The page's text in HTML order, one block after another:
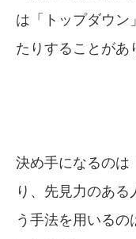
は「トップダウン
たりすることがあ
決め手になるのは
り、先見力のあ
う手法を用いるの